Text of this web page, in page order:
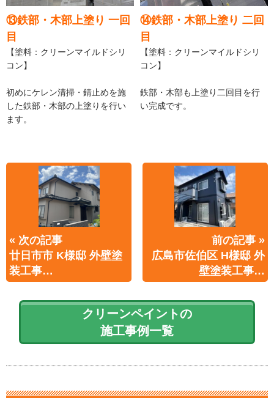
⑬鉄部・木部上塗り 一回
目
【塗料：クリーンマイルドシリ
コン】
初めにケレン清掃・錆止めを施
した鉄部・木部の上塗りを行い
ます。
⑭鉄部・木部上塗り 二回
目
【塗料：クリーンマイルドシリ
コン】
鉄部・木部も上塗り二回目を行
い完成です。
« 次の記事
廿日市市 K様邸 外壁塗
装工事…
前の記事 »
広島市佐伯区 H様邸 外
壁塗装工事…
クリーンペイントの
施工事例一覧